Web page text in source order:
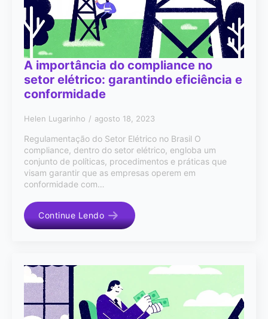
A importância do compliance no
setor elétrico: garantindo eficiência e
conformidade
Helen Lugarinho agosto 18, 2023
Regulamentação do Setor Elétrico no Brasil O
compliance, dentro do setor elétrico, engloba um
conjunto de políticas, procedimentos e práticas que
visam garantir que as empresas operem em
conformidade com…
Continue Lendo